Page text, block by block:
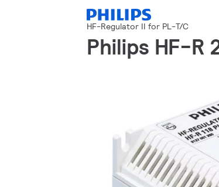
HF-Regulator II for PL-T/C
Philips HF-R